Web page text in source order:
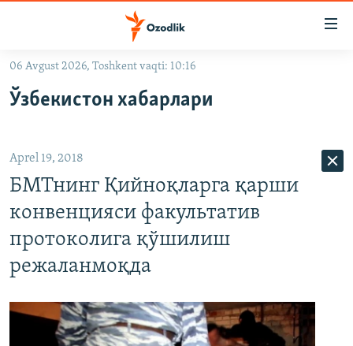
Асосий
Қидиришга
ўтинг
OZODLIK SURISHTIRUVLARI
На русском
ИЖТИМОИЙ ТАРМОҚЛАР
Озодлик бошқа тилларда
06 Avgust 2026, Toshkent vaqti: 10:16
Ўзбекистон хабарлари
Aprel 19, 2018
БМТнинг Қийноқларга қарши
конвенцияси факультатив
протоколига қўшилиш
режаланмоқда